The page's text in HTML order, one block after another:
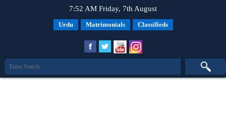
7:52 AM Friday, 7th August
Urdu Matrimonials Classifieds